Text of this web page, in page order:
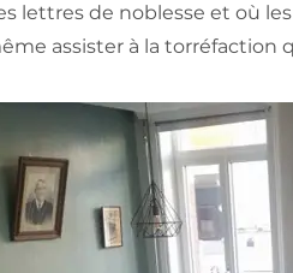
lettres de noblesse et où
assister à la torréfaction